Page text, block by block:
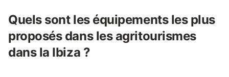
Quels sont les équipements les plus
proposés dans les agritourismes
dans la Ibiza ?